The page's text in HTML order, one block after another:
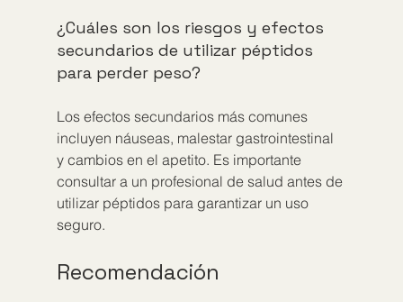
¿Cuáles son los riesgos y efectos
secundarios de utilizar péptidos
para perder peso?
Los efectos secundarios más comunes
incluyen náuseas, malestar gastrointestinal
y cambios en el apetito. Es importante
consultar a un profesional de salud antes de
utilizar péptidos para garantizar un uso
seguro.
Recomendación